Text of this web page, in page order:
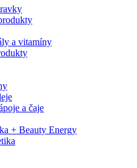
a vitamíny
a čaje
+ Beauty Energy